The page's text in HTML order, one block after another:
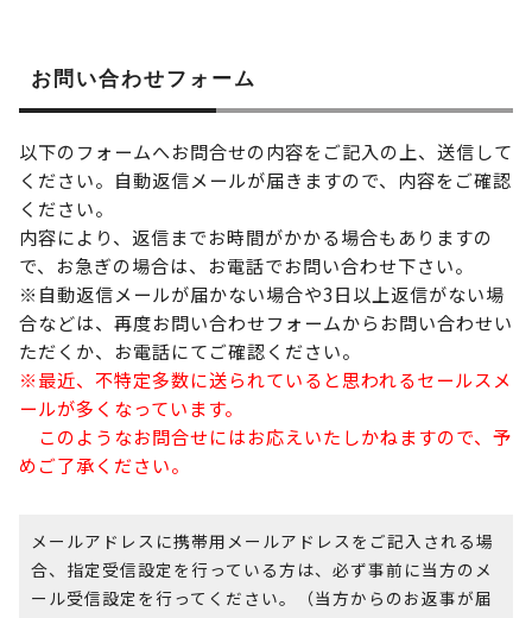
お問い合わせフォーム
以下のフォームへお問合せの内容をご記入の上、送信して
ください。自動返信メールが届きますので、内容をご確認
ください。
内容により、返信までお時間がかかる場合もありますの
で、お急ぎの場合は、お電話でお問い合わせ下さい。
※自動返信メールが届かない場合や3日以上返信がない場
合などは、再度お問い合わせフォームからお問い合わせい
ただくか、お電話にてご確認ください。
※最近、不特定多数に送られていると思われるセールスメ
ールが多くなっています。
このようなお問合せにはお応えいたしかねますので、予
めご了承ください。
メールアドレスに携帯用メールアドレスをご記入される場
合、指定受信設定を行っている方は、必ず事前に当方のメ
ール受信設定を行ってください。（当方からのお返事が届